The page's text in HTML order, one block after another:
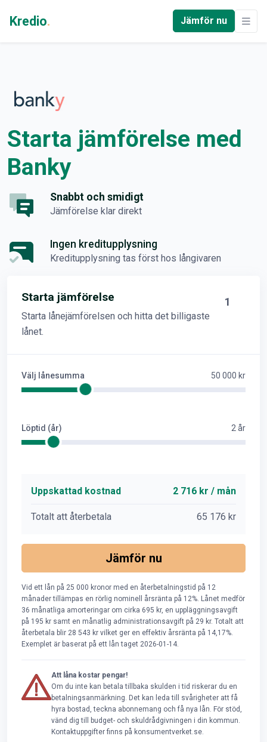
Kredio. Jämför nu
Starta jämförelse med
Banky
Snabbt och smidigt
Jämförelse klar direkt
Ingen kreditupplysning
Kreditupplysning tas först hos långivaren
Starta jämförelse
Starta lånejämförelsen och hitta det billigaste
lånet.
1
Välj lånesumma 50 000 kr
Löptid (år) 2 år
Uppskattad kostnad 2 716 kr / mån
Totalt att återbetala 65 176 kr
Jämför nu
Vid ett lån på 25 000 kronor med en återbetalningstid på 12
månader tillämpas en rörlig nominell årsränta på 12%. Lånet medför
36 månatliga amorteringar om cirka 695 kr, en uppläggningsavgift
på 195 kr samt en månatlig administrationsavgift på 29 kr. Totalt att
återbetala blir 28 543 kr vilket ger en effektiv årsränta på 14,17%.
Exemplet är baserat på ett lån taget 2026-01-14.
Att låna kostar pengar!
Om du inte kan betala tillbaka skulden i tid riskerar du en
betalningsanmärkning. Det kan leda till svårigheter att få
hyra bostad, teckna abonnemang och få nya lån. För stöd,
vänd dig till budget- och skuldrådgivningen i din kommun.
Kontaktuppgifter finns på konsumentverket.se.